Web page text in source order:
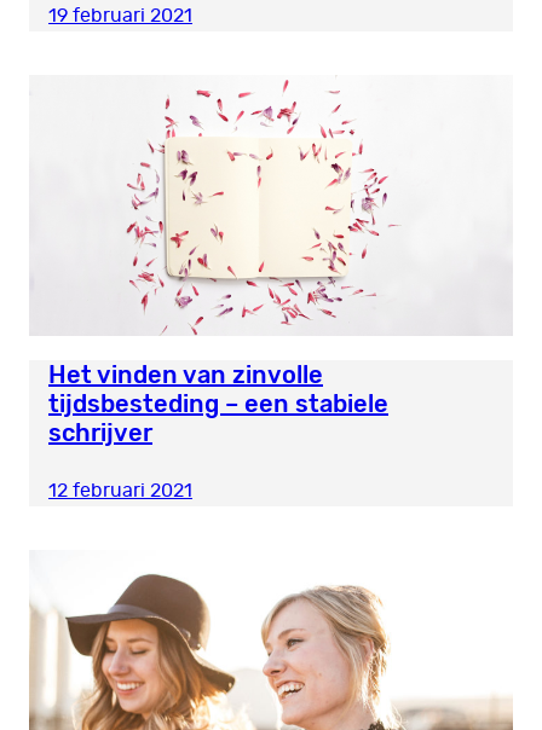
19 februari 2021
Het vinden van zinvolle
tijdsbesteding – een stabiele
schrijver
12 februari 2021